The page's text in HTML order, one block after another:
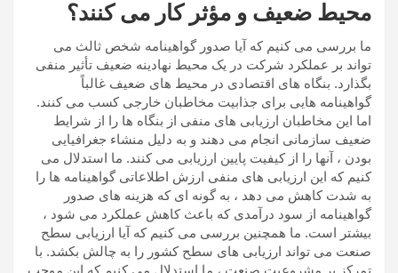
محیط ضعیف و مؤثر کار می کنند؟
ما بررسی می کنیم که آیا صدور گواهینامه شخص ثالث می
تواند بر عملکرد شرکت در یک محیط نهادینه ضعیف تأثیر منفی
بگذارد. بنگاه های اقتصادی در محیط های ضعیف غالباً
گواهینامه هایی برای جذابیت مخاطبان خارجی کسب می کنند.
اما این مخاطبان ارزیابی های منفی از بنگاه ها را از شرایط
ضعیف سازمانی انجام می دهند و به دلیل منشاء جغرافیایی
بودن ، آنها را از کیفیت پایین ارزیابی می کنند. ما استدلال می
کنیم که این ارزیابی های منفی ارزش اطلاعاتی گواهینامه ها را
به شدت کاهش می دهد ، به گونه ای که هزینه های صدور
گواهینامه از سود درآمدی که باعث کاهش عملکرد می شود ،
بیشتر است. ما همچنین بررسی می کنیم که آیا ارزیابی سطح
صنعت می تواند ارزیابی های سطح کشور را به چالش بکشد. با
تمرکز بر مشروعیت صنعت ، ما استدلال می کنیم که این موجب